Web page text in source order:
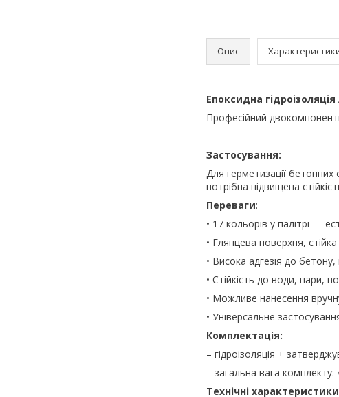
Опис
Епоксидна гідроізоляція
Професійний
Застосування:
Для герметизації
потрібна підвищена
Переваги:
• 17 кольорів у палітрі —
• Глянцева поверхня,
• Висока адгезія до
• Стійкість до води, пари,
• Можливе нанесення
• Універсальне
Комплектація:
– гідроізоляція +
– загальна вага комплекту:
Технічні